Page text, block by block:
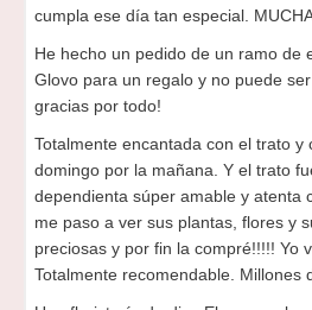
cumpla ese día tan especial.
He hecho un pedido de un ramo de
Glovo para un regalo y no puede
gracias por todo!
Totalmente encantada con el trato y
domingo por la mañana. Y el trato
dependienta súper amable y atenta
me paso a ver sus plantas, flores y
preciosas y por fin la compré!!!!! Yo
Totalmente recomendable. Millones